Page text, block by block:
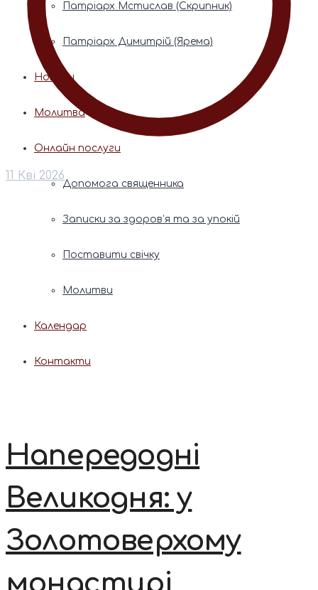
Патріарх Мстислав (Скрипник)
Патріарх Димитрій (Ярема)
Новини
Молитва
Онлайн послуги
Допомога священника
Записки за здоров’я та за упокій
Поставити свічку
Молитви
Календар
Контакти
11 Кві 2026
Напередодні
Великодня: у
Золотоверхому